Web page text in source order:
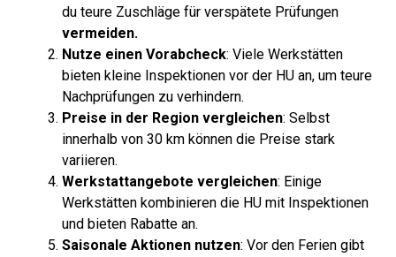
du teure Zuschläge für verspätete Prüfungen
vermeiden.
Nutze einen Vorabcheck: Viele Werkstätten
bieten kleine Inspektionen vor der HU an, um teure
Nachprüfungen zu verhindern.
Preise in der Region vergleichen: Selbst
innerhalb von 30 km können die Preise stark
variieren.
Werkstattangebote vergleichen: Einige
Werkstätten kombinieren die HU mit Inspektionen
und bieten Rabatte an.
Saisonale Aktionen nutzen: Vor den Ferien gibt